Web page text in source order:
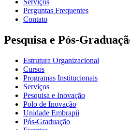
Perguntas Frequentes
Contato
Pesquisa e Pós-
Estrutura Organizacional
Cursos
Programas Institucionais
Serviços
Pesquisa e Inovação
Polo de Inovação
Unidade Embrapii
Pós-Graduação